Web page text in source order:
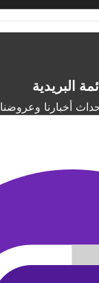
البريدية
أخبارنا وعروضنا